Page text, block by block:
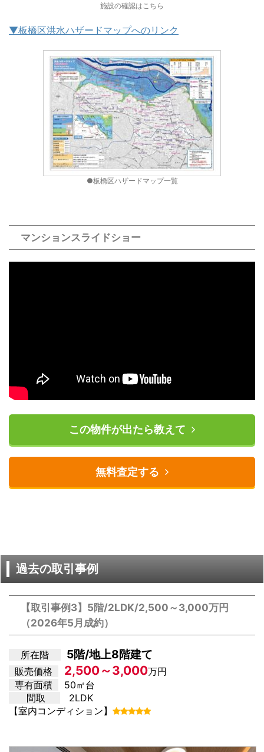
施設の確認はこちら
▼板橋区洪水ハザードマップへのリンク
●板橋区ハザードマップ一覧
マンションスライドショー
この物件が出たら教えて
無料査定する
過去の取引事例
【取引事例3】5階/2LDK/2,500～3,000万円
（2026年5月成約）
所在階 5階/地上8階建て
販売価格 2,500～3,000万円
専有面積
50㎡台
間取
2LDK
【室内コンディション】